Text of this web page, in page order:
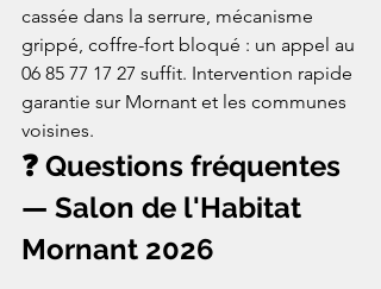
cassée dans la serrure, mécanisme
grippé, coffre-fort bloqué : un appel au
06 85 77 17 27 suffit. Intervention rapide
garantie sur Mornant et les communes
voisines.
❓ Questions fréquentes
— Salon de l'Habitat
Mornant 2026